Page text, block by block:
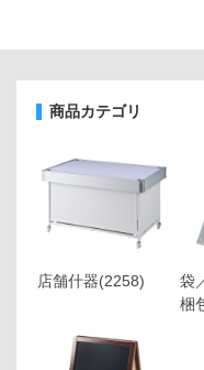
商品カテゴリ
店舗什器(2258)
袋
梱